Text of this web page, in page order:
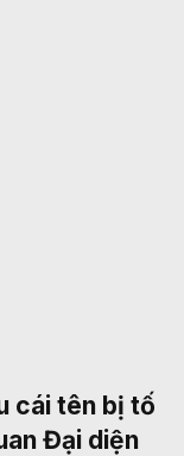
cái tên bị tố
Đại diện